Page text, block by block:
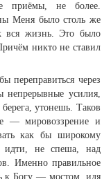
приёмы, не более.
Меня было столь же
вся жизнь. Это было
никто не ставил
через
усилия,
утонешь. Таков
— мировоззрение и
как бы широкому
идти, не спеша, над
Именно правильное
к Богу — мостом, идя